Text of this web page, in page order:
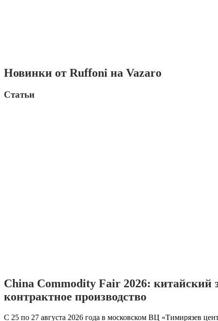
Новинки от Ruffoni на Vazaro
Статьи
China Commodity Fair 2026: китайский
контрактное производство
С 25 по 27 августа 2026 года в московском ВЦ «Тимирязев